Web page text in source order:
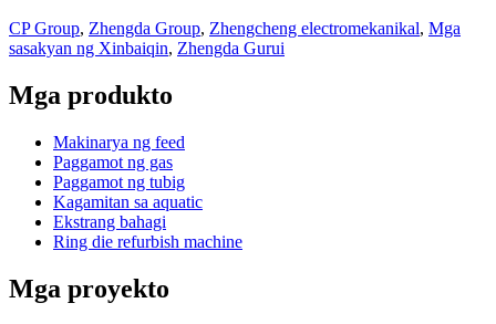
CP Group, Zhengda Group, Zhengcheng electromekanikal, Mga
sasakyan ng Xinbaiqin, Zhengda Gurui
Mga produkto
Makinarya ng feed
Paggamot ng gas
Paggamot ng tubig
Kagamitan sa aquatic
Ekstrang bahagi
Ring die refurbish machine
Mga proyekto